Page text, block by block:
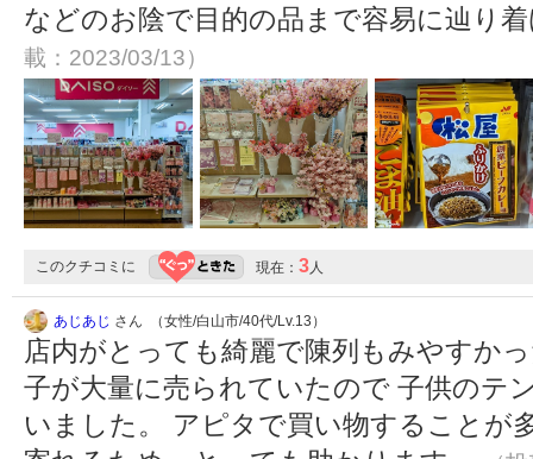
などのお陰で目的の品まで容易に辿り
載：2023/03/13）
このクチコミに 現在： 3人
あじあじ さん （女性/白山市/40代/Lv.13）
店内がとっても綺麗で陳列もみやすか
子が大量に売られていたので 子供のテ
いました。 アピタで買い物することが